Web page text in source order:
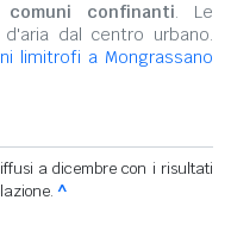
comuni confinanti. Le
dal centro urbano.
limitrofi a Mongrassano
a dicembre con i risultati
^